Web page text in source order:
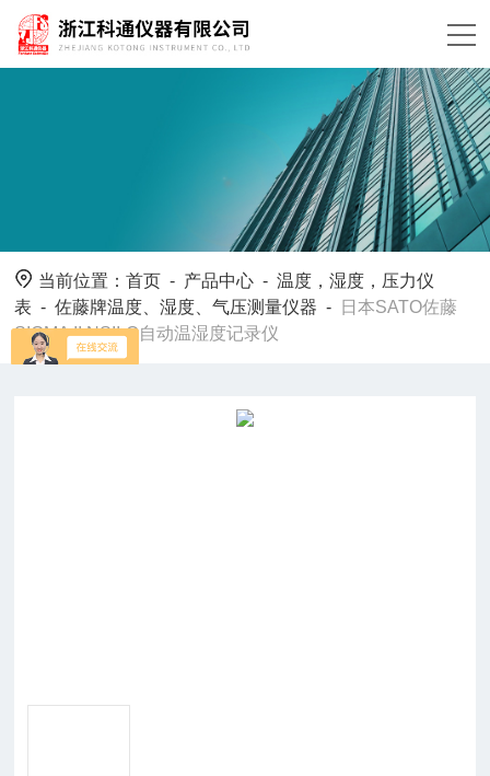
当前位置：首页 - 产品中心 -温度，湿度，压力仪
表 -佐藤牌温度、湿度、气压测量仪器 -
日本SATO佐藤
SIGMA II NSII-Q自动温湿度记录仪